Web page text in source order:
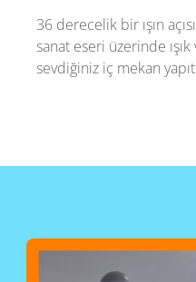
36 derecelik bir ışın
sanat eseri üzerinde
sevdiğiniz iç mekan